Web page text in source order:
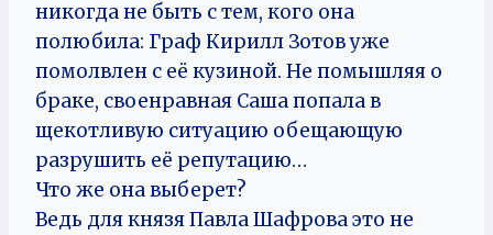
никогда не быть с тем, кого она
полюбила: Граф Кирилл Зотов уже
помолвлен с её кузиной. Не помышляя о
браке, своенравная Саша попала в
щекотливую ситуацию обещающую
разрушить её репутацию…
Что же она выберет?
Ведь для князя Павла Шафрова это не